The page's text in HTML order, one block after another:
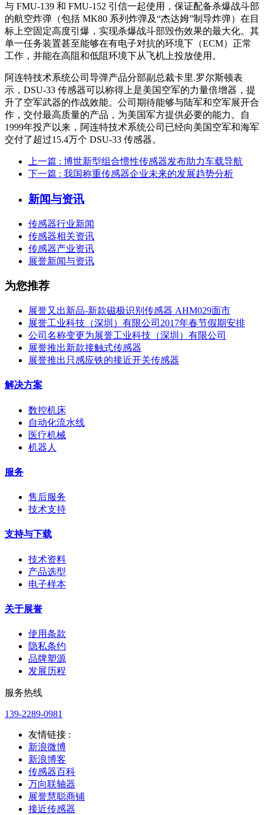
与 FMU-139 和 FMU-152 引信一起使用，保证配备杀爆战斗部
的航空炸弹（包括 MK80 系列炸弹及“杰达姆”制导炸弹）在目
标上空固定高度引爆，实现杀爆战斗部毁伤效果的最大化。其
单一任务装置甚至能够在有电子对抗的环境下（ECM）正常
工作，并能在高阻和低阻环境下从飞机上投放使用。
阿连特技术系统公司导弹产品分部副总裁卡里.罗尔斯顿表
示，DSU-33 传感器可以称得上是美国空军的力量倍增器，提
升了空军武器的作战效能。公司期待能够与陆军和空军展开合
作，交付最高质量的产品，为美国军方提供必要的能力。自
1999年投产以来，阿连特技术系统公司已经向美国空军和海军
交付了超过15.4万个 DSU-33 传感器。
上一篇 : 博世新型组合惯性传感器发布助力车载导航
下一篇 : 我国称重传感器企业未来的发展趋势分析
新闻与资讯
传感器行业新闻
传感器相关资讯
传感器产业资讯
展誉新闻与资讯
为您推荐
展誉又出新品-新款磁极识别传感器 AHM029面市
展誉工业科技（深圳）有限公司2017年春节假期安排
公司名称变更为展誉工业科技（深圳）有限公司
展誉推出新款接触式传感器
展誉推出只感应铁的接近开关传感器
解决方案
数控机床
自动化流水线
医疗机械
机器人
服务
售后服务
技术支持
支持与下载
技术资料
产品选型
电子样本
关于展誉
使用条款
隐私条约
品牌塑源
发展历程
服务热线
139-2289-0981
友情链接 :
新浪微博
新浪博客
传感器百科
万向联轴器
展誉慧聪商铺
接近传感器